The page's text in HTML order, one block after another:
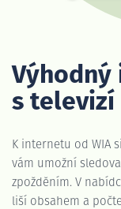
s televizí
K internetu od WIA
vám umožní
zpožděním. V
liší obsahem a